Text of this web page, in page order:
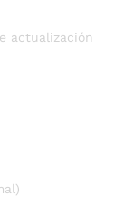
actualización